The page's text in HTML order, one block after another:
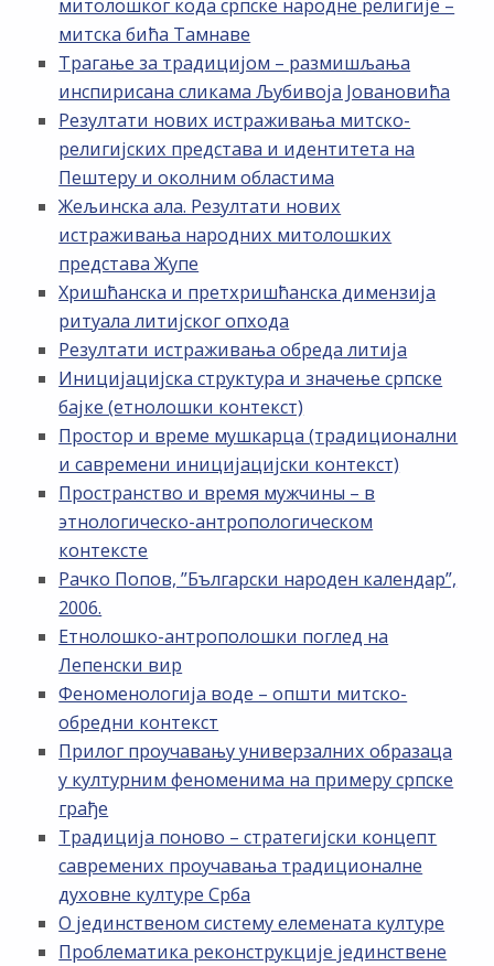
митолошког кода српске народне религије –
митска бића Тамнаве
Трагање за традицијом – размишљања
инспирисана сликама Љубивоја Јовановића
Резултати нових истраживања митско-
религијских представа и идентитета на
Пештеру и околним областима
Жељинска ала. Резултати нових
истраживања народних митолошких
представа Жупе
Хришћанска и претхришћанска димензија
ритуала литијског опхода
Резултати истраживања обреда литија
Иницијацијска структура и значење српске
бајке (етнолошки контекст)
Простор и време мушкарца (традиционални
и савремени иницијацијски контекст)
Пространство и время мужчины – в
этнологическо-антропологическом
контексте
Рачко Попов, ”Български народен календар”,
2006.
Етнолошко-антрополошки поглед на
Лепенски вир
Феноменологија воде – општи митско-
обредни контекст
Прилог проучавању универзалних образаца
у културним феноменима на примеру српске
грађе
Традиција поново – стратегијски концепт
савремених проучавања традиционалне
духовне културе Срба
О јединственом систему елемената културе
Проблематика реконструкције јединствене